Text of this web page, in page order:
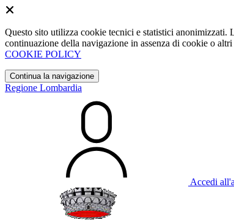
Questo sito utilizza cookie tecnici e statistici anonimizzati.
continuazione della navigazione in assenza di cookie o
COOKIE POLICY
Continua la navigazione
Regione Lombardia
Accedi